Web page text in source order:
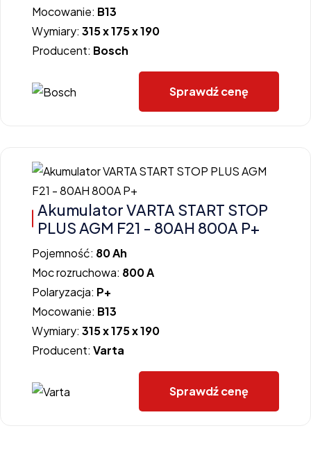
Mocowanie: B13
Wymiary: 315 x 175 x 190
Producent: Bosch
Sprawdź cenę
Akumulator VARTA START STOP
PLUS AGM F21 - 80AH 800A P+
Pojemność: 80 Ah
Moc rozruchowa: 800 A
Polaryzacja: P+
Mocowanie: B13
Wymiary: 315 x 175 x 190
Producent: Varta
Sprawdź cenę